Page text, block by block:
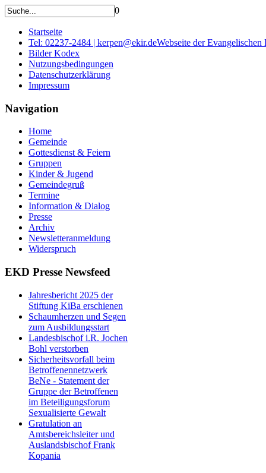
0
Startseite
Tel: 02237-2484 | kerpen@ekir.deWebseite der
Bilder Kodex
Nutzungsbedingungen
Datenschutzerklärung
Impressum
Navigation
Home
Gemeinde
Gottesdienst & Feiern
Gruppen
Kinder & Jugend
Gemeindegruß
Termine
Information & Dialog
Presse
Archiv
Newsletteranmeldung
Widerspruch
EKD Presse Newsfeed
Jahresbericht 2025 der
Stiftung KiBa erschienen
Schaumherzen und Segen
zum Ausbildungsstart
Landesbischof i.R. Jochen
Bohl verstorben
Sicherheitsvorfall beim
Betroffenennetzwerk
BeNe - Statement der
Gruppe der Betroffenen
im Beteiligungsforum
Sexualisierte Gewalt
Gratulation an
Amtsbereichsleiter und
Auslandsbischof Frank
Kopania